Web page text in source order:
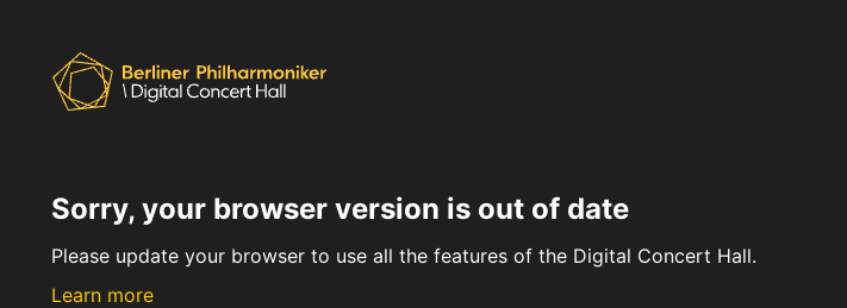
Sorry, your browser version is out of date
Please update your browser to use all the features of the Digital Concert Hall.
Learn more